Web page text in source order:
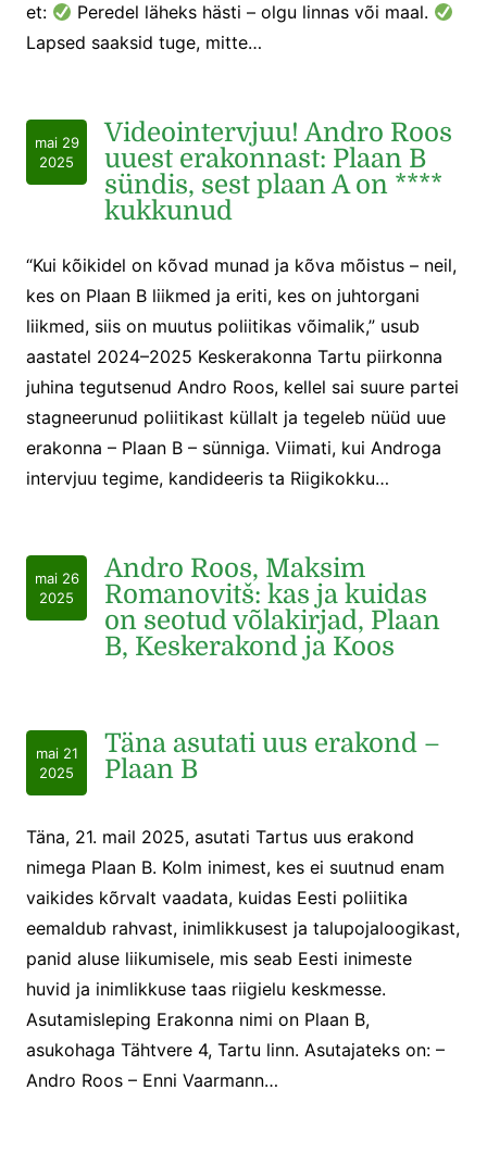
et:
Peredel läheks hästi – olgu linnas või maal.
Lapsed saaksid tuge, mitte…
mai 29
2025
Videointervjuu! Andro Roos
uuest erakonnast: Plaan B
sündis, sest plaan A on ****
kukkunud
“Kui kõikidel on kõvad munad ja kõva mõistus – neil,
kes on Plaan B liikmed ja eriti, kes on juhtorgani
liikmed, siis on muutus poliitikas võimalik,” usub
aastatel 2024–2025 Keskerakonna Tartu piirkonna
juhina tegutsenud Andro Roos, kellel sai suure partei
stagneerunud poliitikast küllalt ja tegeleb nüüd uue
erakonna – Plaan B – sünniga. Viimati, kui Androga
intervjuu tegime, kandideeris ta Riigikokku…
mai 26
2025
Andro Roos, Maksim
Romanovitš: kas ja kuidas
on seotud võlakirjad, Plaan
B, Keskerakond ja Koos
mai 21
2025
Täna asutati uus erakond –
Plaan B
Täna, 21. mail 2025, asutati Tartus uus erakond
nimega Plaan B. Kolm inimest, kes ei suutnud enam
vaikides kõrvalt vaadata, kuidas Eesti poliitika
eemaldub rahvast, inimlikkusest ja talupojaloogikast,
panid aluse liikumisele, mis seab Eesti inimeste
huvid ja inimlikkuse taas riigielu keskmesse.
Asutamisleping Erakonna nimi on Plaan B,
asukohaga Tähtvere 4, Tartu linn. Asutajateks on: –
Andro Roos – Enni Vaarmann…